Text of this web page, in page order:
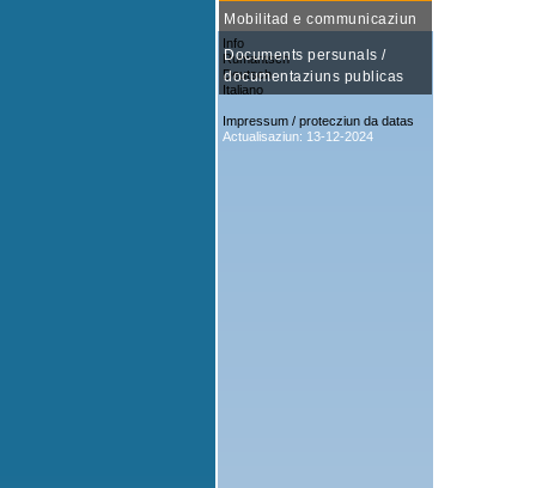
Mobilitad e communicaziun
Documents persunals /
documentaziuns publicas
Info
Rumantsch
Deutsch
Italiano
Impressum / protecziun da datas
Actualisaziun: 13-12-2024